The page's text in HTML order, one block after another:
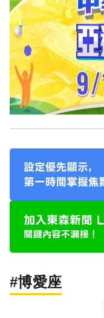
#博愛座